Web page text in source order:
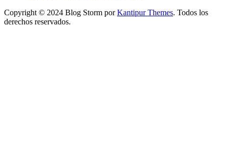
Copyright © 2024 Blog Storm porKantipur Themes. Todos los
derechos reservados.